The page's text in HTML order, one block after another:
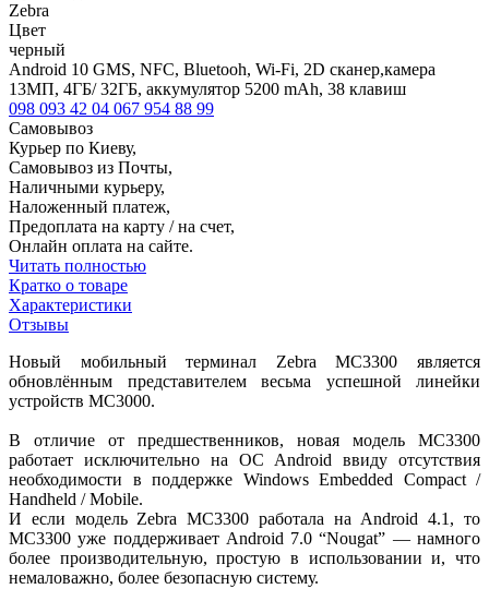
Zebra
Цвет
черный
Android 10 GMS, NFC, Bluetooh, Wi-Fi, 2D сканер,камера
13МП, 4ГБ/ 32ГБ, аккумулятор 5200 mAh, 38 клавиш
098 093 42 04 067 954 88 99
Самовывоз
Курьер по Киеву,
Самовывоз из Почты,
Наличными курьеру,
Наложенный платеж,
Предоплата на карту / на счет,
Онлайн оплата на сайте.
Читать полностью
Кратко о товаре
Характеристики
Отзывы
Новый мобильный терминал Zebra MC3300 является
обновлённым представителем весьма успешной линейки
устройств MC3000.
В отличие от предшественников, новая модель MC3300
работает исключительно на ОС Android ввиду отсутствия
необходимости в поддержке Windows Embedded Compact /
Handheld / Mobile.
И если модель Zebra MC3300 работала на Android 4.1, то
MC3300 уже поддерживает Android 7.0 “Nougat” — намного
более производительную, простую в использовании и, что
немаловажно, более безопасную систему.